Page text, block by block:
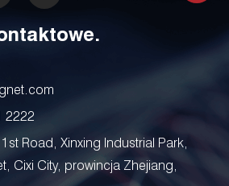
2222
Road, Xinxing Industrial Park,
Cixi City, prowincja Zhejiang,